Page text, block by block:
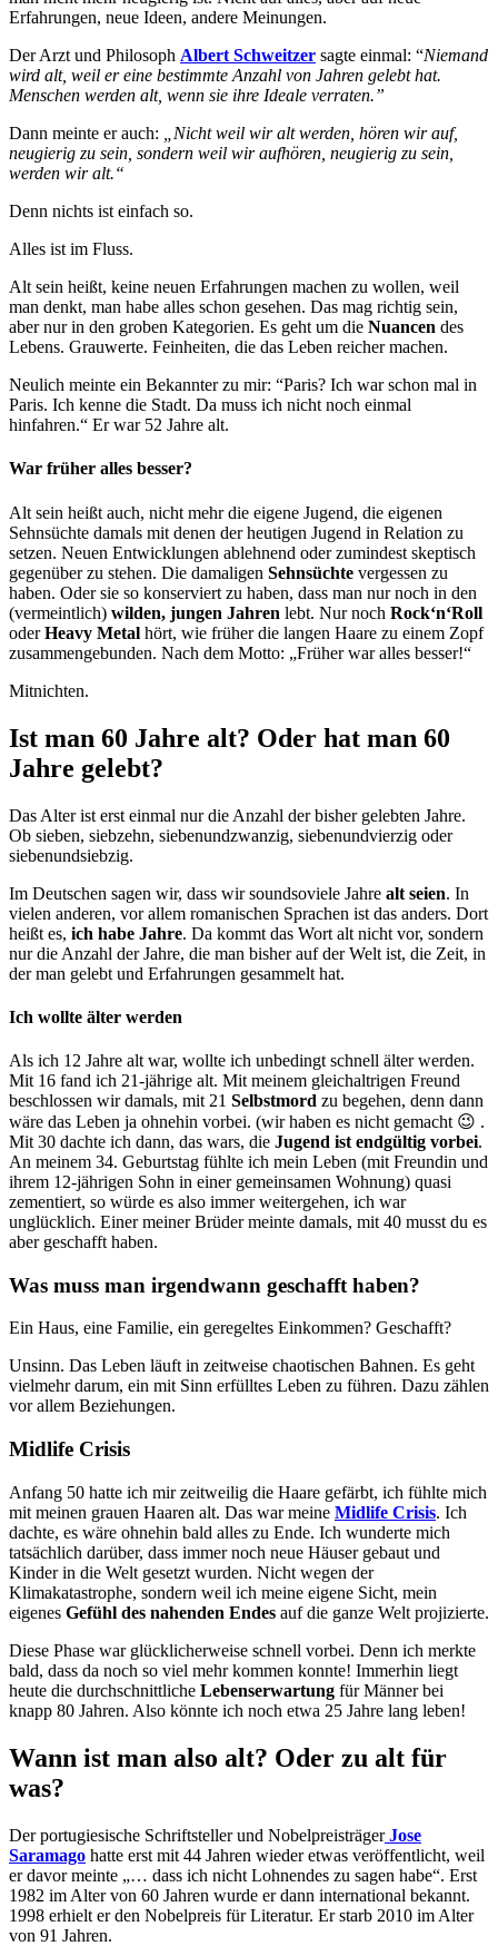
Erfahrungen, neue Ideen, andere Meinungen.
Der Arzt und Philosoph Albert Schweitzer sagte einmal: “Niemand
wird alt, weil er eine bestimmte Anzahl von Jahren gelebt hat.
Menschen werden alt, wenn sie ihre Ideale verraten.”
Dann meinte er auch:
„Nicht weil wir alt werden, hören wir auf,
neugierig zu sein, sondern weil wir aufhören, neugierig zu sein,
werden wir alt.“
Denn nichts ist einfach so.
Alles ist im Fluss.
Alt sein heißt, keine neuen Erfahrungen machen zu wollen, weil
man denkt, man habe alles schon gesehen. Das mag richtig sein,
aber nur in den groben Kategorien. Es geht um die Nuancen des
Lebens. Grauwerte. Feinheiten, die das Leben reicher machen.
Neulich meinte ein Bekannter zu mir: “Paris? Ich war schon mal in
Paris. Ich kenne die Stadt. Da muss ich nicht noch einmal
hinfahren.“ Er war 52 Jahre alt.
War früher alles besser?
Alt sein heißt auch, nicht mehr die eigene Jugend, die eigenen
Sehnsüchte damals mit denen der heutigen Jugend in Relation zu
setzen. Neuen Entwicklungen ablehnend oder zumindest skeptisch
gegenüber zu stehen. Die damaligen Sehnsüchte vergessen zu
haben. Oder sie so konserviert zu haben, dass man nur noch in den
(vermeintlich) wilden, jungen Jahren lebt. Nur noch Rock‘n‘Roll
oderHeavy Metal hört, wie früher die langen Haare zu einem Zopf
zusammengebunden. Nach dem Motto: „Früher war alles besser!“
Mitnichten.
Ist man 60 Jahre alt? Oder hat man 60
Jahre gelebt?
Das Alter ist erst einmal nur die Anzahl der bisher gelebten Jahre.
Ob sieben, siebzehn, siebenundzwanzig, siebenundvierzig oder
siebenundsiebzig.
Im Deutschen sagen wir, dass wir soundsoviele Jahre alt seien. In
vielen anderen, vor allem romanischen Sprachen ist das anders. Dort
heißt es, ich habe Jahre. Da kommt das Wort alt nicht vor, sondern
nur die Anzahl der Jahre, die man bisher auf der Welt ist, die Zeit, in
der man gelebt und Erfahrungen gesammelt hat.
Ich wollte älter werden
Als ich 12 Jahre alt war, wollte ich unbedingt schnell älter werden.
Mit 16 fand ich 21-jährige alt. Mit meinem gleichaltrigen Freund
beschlossen wir damals, mit 21 Selbstmord zu begehen, denn dann
wäre das Leben ja ohnehin vorbei. (wir haben es nicht gemacht 😉 .
Mit 30 dachte ich dann, das wars, die Jugend ist endgültig vorbei.
An meinem 34. Geburtstag fühlte ich mein Leben (mit Freundin und
ihrem 12-jährigen Sohn in einer gemeinsamen Wohnung) quasi
zementiert, so würde es also immer weitergehen, ich war
unglücklich. Einer meiner Brüder meinte damals, mit 40 musst du es
aber geschafft haben.
Was muss man irgendwann geschafft haben?
Ein Haus, eine Familie, ein geregeltes Einkommen? Geschafft?
Unsinn. Das Leben läuft in zeitweise chaotischen Bahnen. Es geht
vielmehr darum, ein mit Sinn erfülltes Leben zu führen. Dazu zählen
vor allem Beziehungen.
Midlife Crisis
Anfang 50 hatte ich mir zeitweilig die Haare gefärbt, ich fühlte mich
mit meinen grauen Haaren alt. Das war meine Midlife Crisis. Ich
dachte, es wäre ohnehin bald alles zu Ende. Ich wunderte mich
tatsächlich darüber, dass immer noch neue Häuser gebaut und
Kinder in die Welt gesetzt wurden. Nicht wegen der
Klimakatastrophe, sondern weil ich meine eigene Sicht, mein
eigenes Gefühl des nahenden Endes auf die ganze Welt projizierte.
Diese Phase war glücklicherweise schnell vorbei. Denn ich merkte
bald, dass da noch so viel mehr kommen konnte! Immerhin liegt
heute die durchschnittliche Lebenserwartung für Männer bei
knapp 80 Jahren. Also könnte ich noch etwa 25 Jahre lang leben!
Wann ist man also alt? Oder zu alt für
was?
Der portugiesische Schriftsteller und NobelpreisträgerJose
Saramago hatte erst mit 44 Jahren wieder etwas veröffentlicht, weil
er davor meinte „… dass ich nicht Lohnendes zu sagen habe“. Erst
1982 im Alter von 60 Jahren wurde er dann international bekannt.
1998 erhielt er den Nobelpreis für Literatur. Er starb 2010 im Alter
von 91 Jahren.